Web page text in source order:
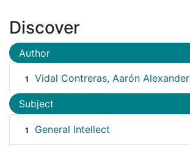
Discover
Author
1 Vidal Contreras, Aarón Alexander
Subject
1 General Intellect